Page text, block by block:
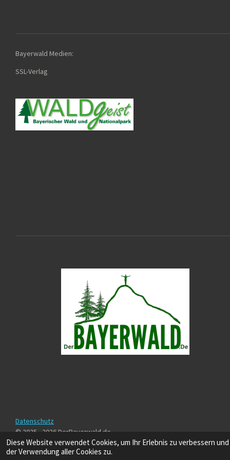
Diese Website verwendet Cookies, um Ihr Erlebnis zu verbessern
der Verwendung aller Cookies zu.
Bayerwald Medien:
SSL-Verlag
Datenschutz
© 2025 - 2026 DerBayerwald.de